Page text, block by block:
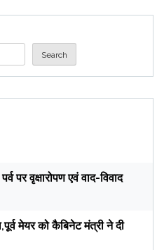
Search
पर वृक्षारोपण एवं वाद-विवाद
मेयर को कैबिनेट मंत्री ने दी